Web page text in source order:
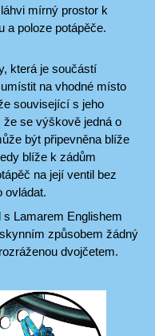
mírný prostor k
a poloze potápěče.
která je součástí
na vhodné místo
související s jeho
se výškově jedná o
být připevněna blíže
blíže k zádům
na její ventil bez
ovládat.
Lamarem Englishem
způsobem žádný
dvojčetem.